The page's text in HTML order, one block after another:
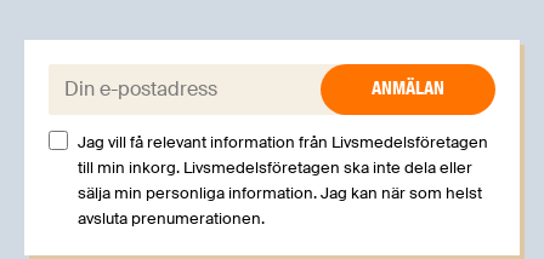
E-post:
Jag vill få relevant information från Livsmedelsföretagen
till min inkorg. Livsmedelsföretagen ska inte dela eller
sälja min personliga information. Jag kan när som helst
avsluta prenumerationen.